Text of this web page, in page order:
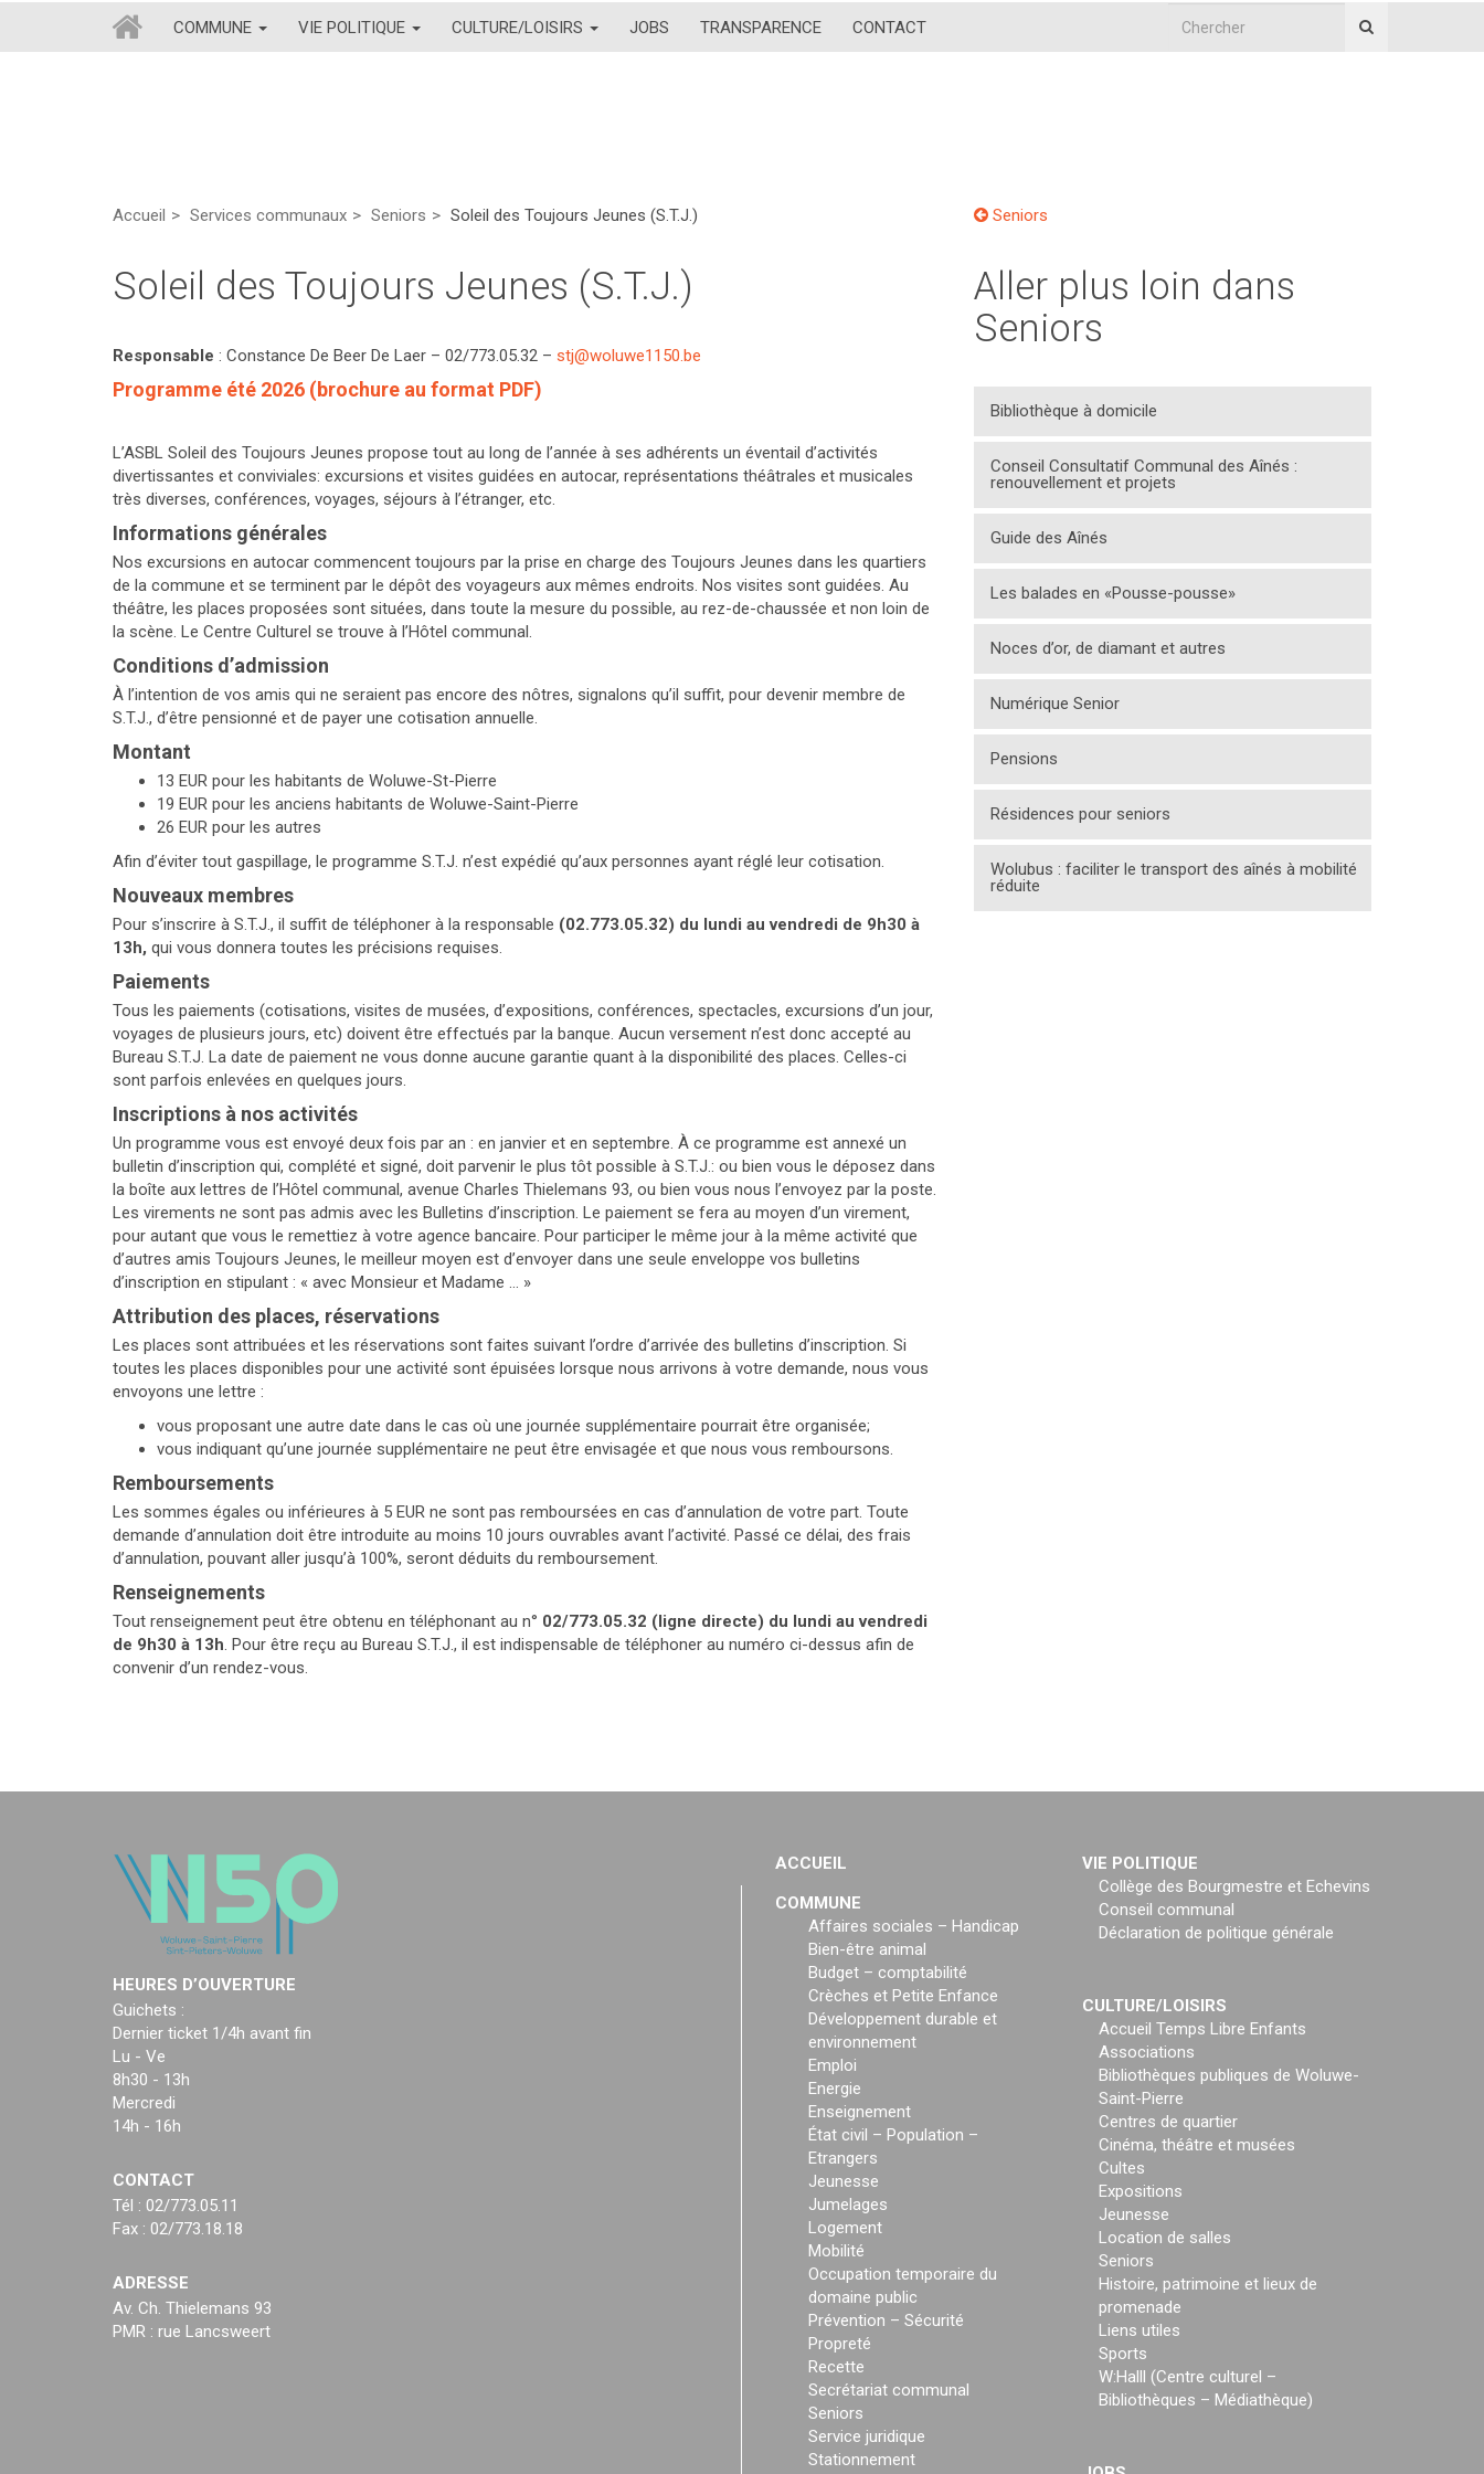
COMMUNE VIE POLITIQUE CULTURE/LOISIRS JOBS TRANSPARENCE CONTACT
Accueil Services communaux Seniors Soleil des Toujours Jeunes (S.T.J.) Seniors
Soleil des Toujours Jeunes (S.T.J.)
Responsable : Constance De Beer De Laer – 02/773.05.32 – stj@woluwe1150.be
Programme été 2026 (brochure au format PDF)
L’ASBL Soleil des Toujours Jeunes propose tout au long de l’année à ses adhérents un éventail d’activités
divertissantes et conviviales: excursions et visites guidées en autocar, représentations théâtrales et musicales
très diverses, conférences, voyages, séjours à l’étranger, etc.
Informations générales
Nos excursions en autocar commencent toujours par la prise en charge des Toujours Jeunes dans les quartiers
de la commune et se terminent par le dépôt des voyageurs aux mêmes endroits. Nos visites sont guidées. Au
théâtre, les places proposées sont situées, dans toute la mesure du possible, au rez-de-chaussée et non loin de
la scène. Le Centre Culturel se trouve à l’Hôtel communal.
Conditions d’admission
À l’intention de vos amis qui ne seraient pas encore des nôtres, signalons qu’il suffit, pour devenir membre de
S.T.J., d’être pensionné et de payer une cotisation annuelle.
Montant
13 EUR pour les habitants de Woluwe-St-Pierre
19 EUR pour les anciens habitants de Woluwe-Saint-Pierre
26 EUR pour les autres
Afin d’éviter tout gaspillage, le programme S.T.J. n’est expédié qu’aux personnes ayant réglé leur cotisation.
Nouveaux membres
Pour s’inscrire à S.T.J., il suffit de téléphoner à la responsable (02.773.05.32) du lundi au vendredi de 9h30 à
13h, qui vous donnera toutes les précisions requises.
Paiements
Tous les paiements (cotisations, visites de musées, d’expositions, conférences, spectacles, excursions d’un jour,
voyages de plusieurs jours, etc) doivent être effectués par la banque. Aucun versement n’est donc accepté au
Bureau S.T.J. La date de paiement ne vous donne aucune garantie quant à la disponibilité des places. Celles-ci
sont parfois enlevées en quelques jours.
Inscriptions à nos activités
Un programme vous est envoyé deux fois par an : en janvier et en septembre. À ce programme est annexé un
bulletin d’inscription qui, complété et signé, doit parvenir le plus tôt possible à S.T.J.: ou bien vous le déposez dans
la boîte aux lettres de l’Hôtel communal, avenue Charles Thielemans 93, ou bien vous nous l’envoyez par la poste.
Les virements ne sont pas admis avec les Bulletins d’inscription. Le paiement se fera au moyen d’un virement,
pour autant que vous le remettiez à votre agence bancaire. Pour participer le même jour à la même activité que
d’autres amis Toujours Jeunes, le meilleur moyen est d’envoyer dans une seule enveloppe vos bulletins
d’inscription en stipulant : « avec Monsieur et Madame … »
Attribution des places, réservations
Les places sont attribuées et les réservations sont faites suivant l’ordre d’arrivée des bulletins d’inscription. Si
toutes les places disponibles pour une activité sont épuisées lorsque nous arrivons à votre demande, nous vous
envoyons une lettre :
vous proposant une autre date dans le cas où une journée supplémentaire pourrait être organisée;
vous indiquant qu’une journée supplémentaire ne peut être envisagée et que nous vous remboursons.
Remboursements
Les sommes égales ou inférieures à 5 EUR ne sont pas remboursées en cas d’annulation de votre part. Toute
demande d’annulation doit être introduite au moins 10 jours ouvrables avant l’activité. Passé ce délai, des frais
d’annulation, pouvant aller jusqu’à 100%, seront déduits du remboursement.
Renseignements
Tout renseignement peut être obtenu en téléphonant au n° 02/773.05.32 (ligne directe) du lundi au vendredi
de 9h30 à 13h. Pour être reçu au Bureau S.T.J., il est indispensable de téléphoner au numéro ci-dessus afin de
convenir d’un rendez-vous.
Aller plus loin dans
Seniors
Bibliothèque à domicile
Conseil Consultatif Communal des Aînés :
renouvellement et projets
Guide des Aînés
Les balades en «Pousse-pousse»
Noces d’or, de diamant et autres
Numérique Senior
Pensions
Résidences pour seniors
Wolubus : faciliter le transport des aînés à mobilité
réduite
HEURES D’OUVERTURE
Guichets :
Dernier ticket 1/4h avant fin
Lu - Ve
8h30 - 13h
Mercredi
14h - 16h
CONTACT
Tél : 02/773.05.11
Fax : 02/773.18.18
ADRESSE
Av. Ch. Thielemans 93
PMR : rue Lancsweert
ACCUEIL
COMMUNE
Affaires sociales – Handicap
Bien-être animal
Budget – comptabilité
Crèches et Petite Enfance
Développement durable et
environnement
Emploi
Energie
Enseignement
État civil – Population –
Etrangers
Jeunesse
Jumelages
Logement
Mobilité
Occupation temporaire du
domaine public
Prévention – Sécurité
Propreté
Recette
Secrétariat communal
Seniors
Service juridique
Stationnement
VIE POLITIQUE
Collège des Bourgmestre et Echevins
Conseil communal
Déclaration de politique générale
CULTURE/LOISIRS
Accueil Temps Libre Enfants
Associations
Bibliothèques publiques de Woluwe-
Saint-Pierre
Centres de quartier
Cinéma, théâtre et musées
Cultes
Expositions
Jeunesse
Location de salles
Seniors
Histoire, patrimoine et lieux de
promenade
Liens utiles
Sports
W:Halll (Centre culturel –
Bibliothèques – Médiathèque)